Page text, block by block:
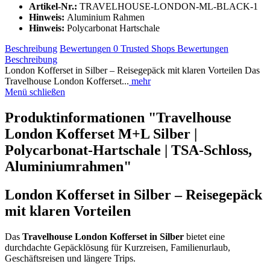
Artikel-Nr.: TRAVELHOUSE-LONDON-ML-BLACK-1
Hinweis: Aluminium Rahmen
Hinweis: Polycarbonat Hartschale
Beschreibung Bewertungen 0 Trusted Shops Bewertungen
Beschreibung
London Kofferset in Silber – Reisegepäck mit klaren Vorteilen Das
Travelhouse London Kofferset... mehr
Menü schließen
Produktinformationen "Travelhouse
London Kofferset M+L Silber |
Polycarbonat-Hartschale | TSA-Schloss,
Aluminiumrahmen"
London Kofferset in Silber – Reisegepäck
mit klaren Vorteilen
Das Travelhouse London Kofferset in Silber bietet eine
durchdachte Gepäcklösung für Kurzreisen, Familienurlaub,
Geschäftsreisen und längere Trips.